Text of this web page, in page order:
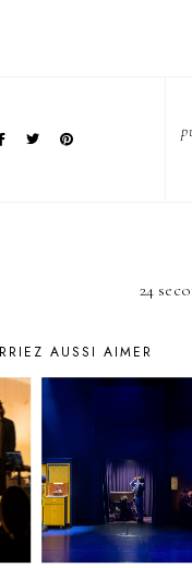
24
AUSSI AIMER